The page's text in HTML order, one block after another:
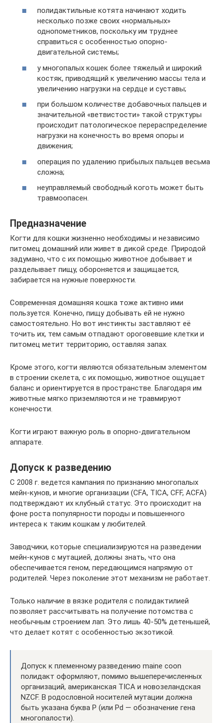
полидактильные котята начинают ходить
несколько позже своих «нормальных»
однопометников, поскольку им труднее
справиться с особенностью опорно-
двигательной системы;
у многопалых кошек более тяжелый и широкий
костяк, приводящий к увеличению массы тела и
увеличению нагрузки на сердце и суставы;
при большом количестве добавочных пальцев и
значительной «ветвистости» такой структуры
происходит патологическое перераспределение
нагрузки на конечность во время опоры и
движения;
операция по удалению прибылых пальцев весьма
сложна;
неуправляемый свободный коготь может быть
травмоопасен.
Предназначение
Когти для кошки жизненно необходимы и независимо
питомец домашний или живет в дикой среде. Природой
задумано, что с их помощью животное добывает и
разделывает пищу, обороняется и защищается,
забирается на нужные поверхности.
Современная домашняя кошка тоже активно ими
пользуется. Конечно, пищу добывать ей не нужно
самостоятельно. Но вот инстинкты заставляют её
точить их, тем самым отпадают ороговевшие клетки и
питомец метит территорию, оставляя запах.
Кроме этого, когти являются обязательным элементом
в строении скелета, с их помощью, животное ощущает
баланс и ориентируется в пространстве. Благодаря им
животные мягко приземляются и не травмируют
конечности.
Когти играют важную роль в опорно-двигательном
аппарате.
Допуск к разведению
С 2008 г. ведется кампания по признанию многопалых
мейн-кунов, и многие организации (CFA, TICA, CFF, ACFA)
подтверждают их клубный статус. Это происходит на
фоне роста популярности породы и повышенного
интереса к таким кошкам у любителей.
Заводчики, которые специализируются на разведении
мейн-кунов с мутацией, должны знать, что она
обеспечивается геном, передающимся напрямую от
родителей. Через поколение этот механизм не работает.
Только наличие в вязке родителя с полидактилией
позволяет рассчитывать на получение потомства с
необычным строением лап. Это лишь 40-50% детенышей,
что делает котят с особенностью экзотикой.
Допуск к племенному разведению maine coon
полидакт оформляют, помимо вышеперечисленных
организаций, американская TICA и новозеландская
NZCF. В родословной носителей мутации должна
быть указана буква P (или Pd — обозначение гена
многопалости).